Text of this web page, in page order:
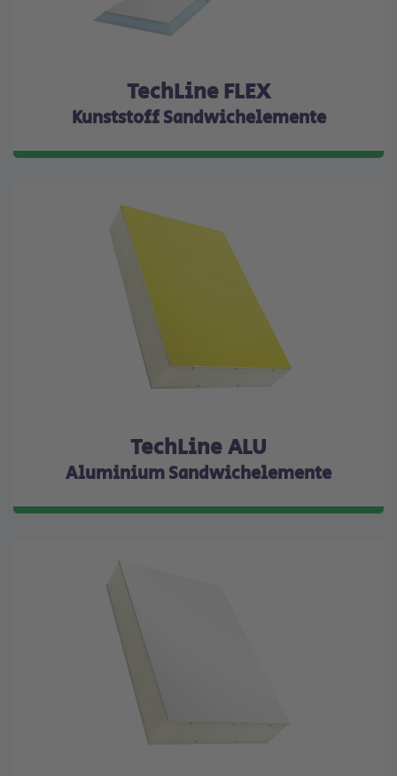
TechLine FLEX
Kunststoff Sandwichelemente
TechLine ALU
Aluminium Sandwichelemente